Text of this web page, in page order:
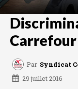
Par Syndicat
29 juillet 2016